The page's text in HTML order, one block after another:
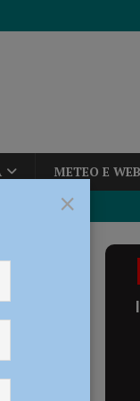
METEO E
×